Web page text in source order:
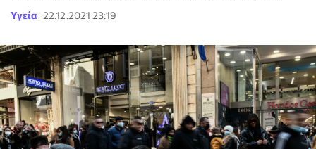
Υγεία 22.12.2021 23:19